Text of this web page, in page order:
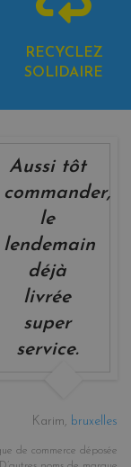
RECYCLEZ
SOLIDAIRE
Aussi tôt
commander,
le
lendemain
déjà
livrée
super
service.
Karim, bruxelles
de commerce déposée